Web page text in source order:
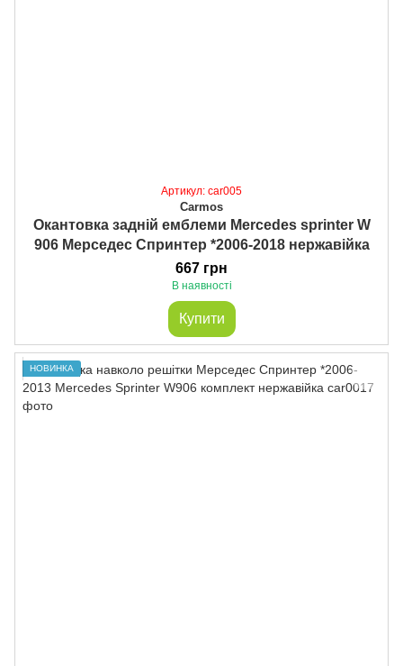
Артикул: car005
Carmos
Окантовка задній емблеми Mercedes sprinter W
906 Мерседес Спринтер *2006-2018 нержавійка
667 грн
В наявності
Купити
НОВИНКА